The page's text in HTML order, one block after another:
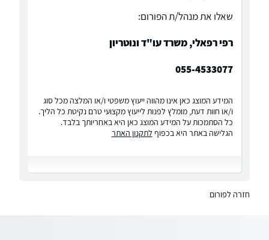
שאלו את מנהל/ת הפורום:
רפי רפאלי, משרד עו"ד ונוטריון
055-4533077
המידע המוצג כאן אינו מהווה ייעוץ משפטי ו/או המלצה מכל סוג
ו/או חוות דעת, מומלץ לפנות לייעוץ מקצועי טרם נקיטת כל הליך.
כל הסתמכות על המידע המוצג כאן היא באחריותך בלבד.
הגלישה באתר היא בכפוף לתקנון האתר
חזרה לפורום